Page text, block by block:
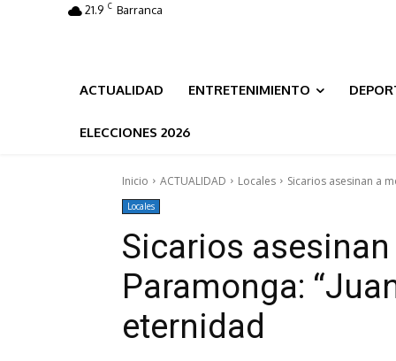
21.9 C Barranca
ACTUALIDAD ENTRETENIMIENTO
ELECCIONES 2026
Inicio ACTUALIDAD Locales Sicarios asesinan a
Locales
Sicarios
Paramonga:
eternidad